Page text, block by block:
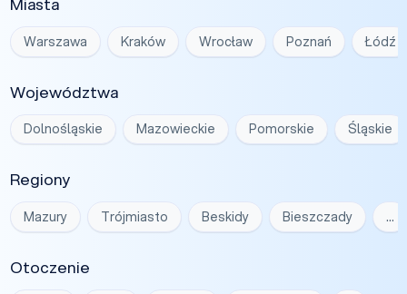
Warszawa Kraków Wrocław Poznań Łódź
Województwa
Dolnośląskie Mazowieckie Pomorskie Śląskie
Regiony
Mazury Trójmiasto Beskidy Bieszczady …
Otoczenie